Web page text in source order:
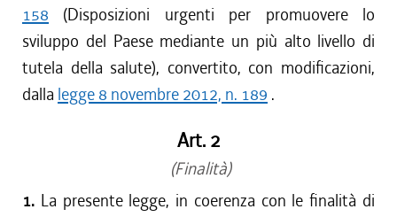
158 (Disposizioni urgenti per promuovere lo
sviluppo del Paese mediante un più alto livello di
tutela della salute), convertito, con modificazioni,
dalla legge 8 novembre 2012, n. 189 .
Art. 2
(Finalità)
1. La presente legge, in coerenza con le finalità di